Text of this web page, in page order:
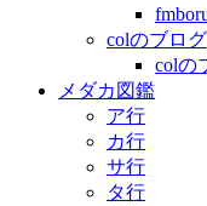
colのブログ
colの
メダカ図鑑
ア行
カ行
サ行
タ行